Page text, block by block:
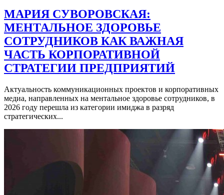
МАРИЯ СУВОРОВСКАЯ:
МЕНТАЛЬНОЕ ЗДОРОВЬЕ
СОТРУДНИКОВ КАК ВАЖНАЯ
ЧАСТЬ КОРПОРАТИВНОЙ
СТРАТЕГИИ ПРЕДПРИЯТИЙ
Актуальность коммуникационных проектов и корпоративных
медиа, направленных на ментальное здоровье сотрудников, в
2026 году перешла из категории имиджа в разряд
стратегических...